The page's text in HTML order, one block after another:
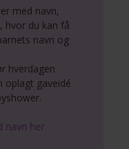
med navn,
hvor du kan få
navn og
hverdagen
oplagt gaveidé
navn her